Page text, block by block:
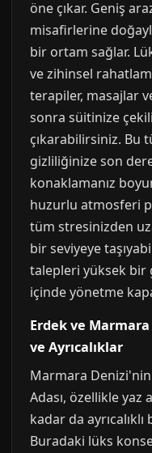
öne çıkar. Geniş
misafirlerine
bir ortam sağlar.
ve zihinsel
terapiler, masajlar
sonra süitinize
çıkarabilirsiniz. Bu
gizliliğinize son
konaklamanız
huzurlu atmosferi
tüm stresinizden
bir seviyeye
talepleri yüksek bir
içinde yönetme
Erdek ve
ve Ayrıcalıklar
Marmara
Adası, özellikle yaz
kadar da
Buradaki lüks